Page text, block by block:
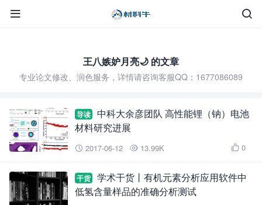


王八嫉妒月亮🌙 的文章
专业论文修改、润色服务，详情请咨询客服QQ：1677086089
导读
中科大余彦团队 高性能锂（钠）电池
材料研究进展
 2017-06-12  13.99K  0
干货
学术干货丨有机元素分析应用软件中
低氢含量样品的准确分析测试